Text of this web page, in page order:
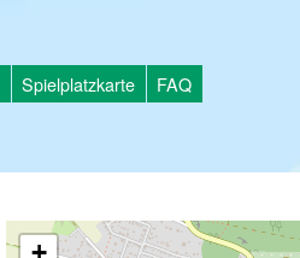
Spielplatzkarte FAQ